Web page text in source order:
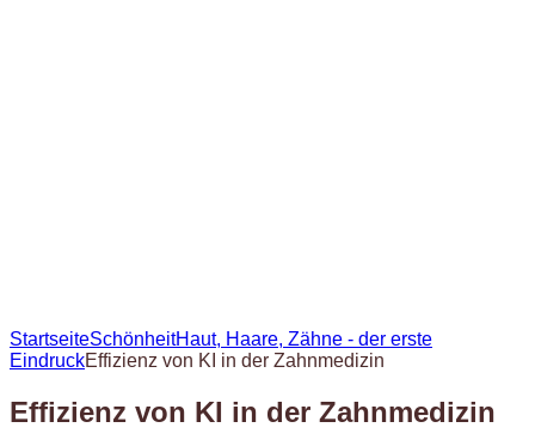
StartseiteSchönheitHaut, Haare, Zähne - der erste
EindruckEffizienz von KI in der Zahnmedizin
Effizienz von KI in der Zahnmedizin